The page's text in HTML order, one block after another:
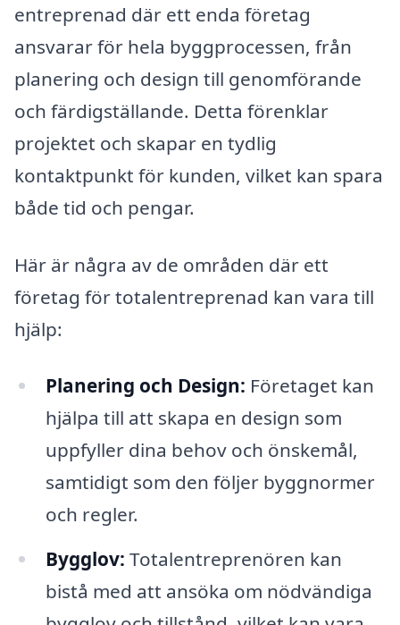
entreprenad där ett enda företag
ansvarar för hela byggprocessen, från
planering och design till genomförande
och färdigställande. Detta förenklar
projektet och skapar en tydlig
kontaktpunkt för kunden, vilket kan spara
både tid och pengar.
Här är några av de områden där ett
företag för totalentreprenad kan vara till
hjälp:
Planering och Design: Företaget kan
hjälpa till att skapa en design som
uppfyller dina behov och önskemål,
samtidigt som den följer byggnormer
och regler.
Bygglov: Totalentreprenören kan
bistå med att ansöka om nödvändiga